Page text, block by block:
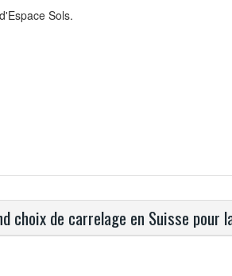
Sols.
choix de carrelage en Suisse pour